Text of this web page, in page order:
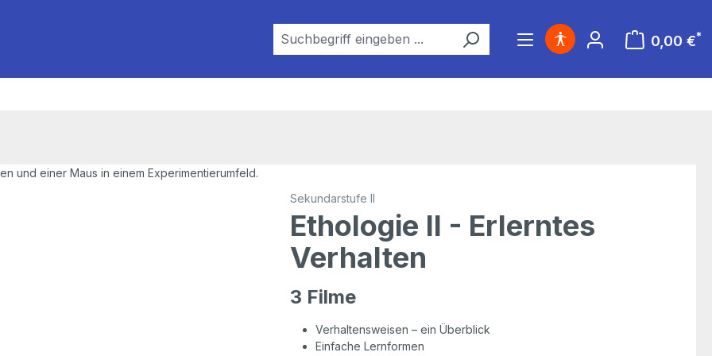
0,00 €*
Warenkorb
Sekundarstufe II
Ethologie II - Erlerntes
Verhalten
3 Filme
Verhaltensweisen – ein Überblick
Einfache Lernformen